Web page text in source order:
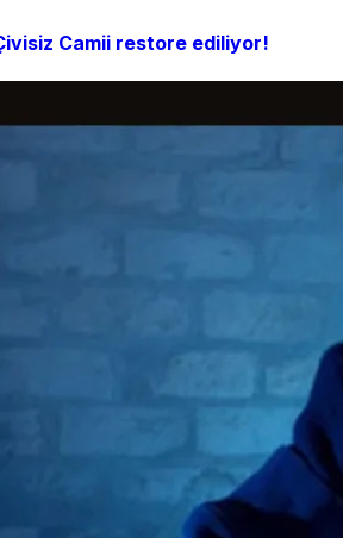
Camii restore ediliyor!